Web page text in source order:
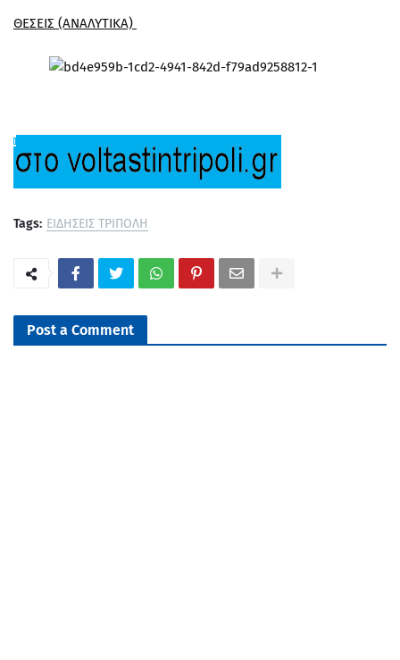
ΘΕΣΕΙΣ (ΑΝΑΛΥΤΙΚΑ)
Tags: ΕΙΔΗΣΕΙΣ ΤΡΙΠΟΛΗ
Post a Comment